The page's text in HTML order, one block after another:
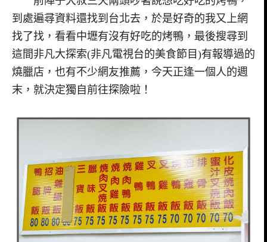
到處遍尋資料還找到台北去，於是好奇的我又上網
找了找，看看中壢有沒有好吃的烤鴨，最後搜尋到
這間非凡大探索(非凡電視台的美食節目)有報導過的
燒臘店，也有不少網友推薦，今天正逢一個人的週
末，就決定獨自前往探險啦！